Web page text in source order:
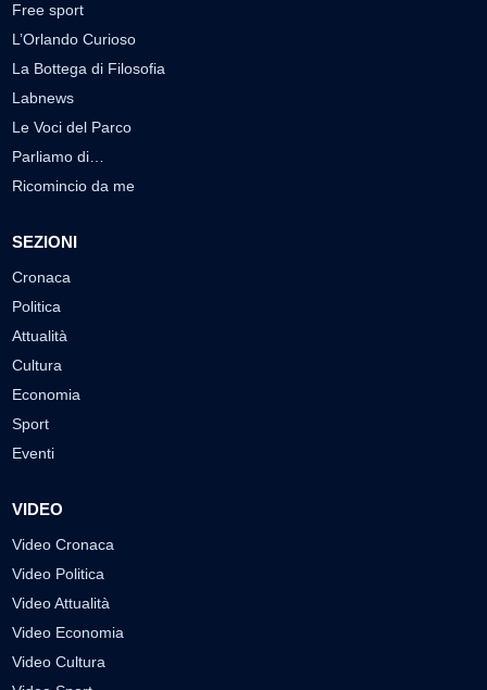
Free sport
L’Orlando Curioso
La Bottega di Filosofia
Labnews
Le Voci del Parco
Parliamo di…
Ricomincio da me
SEZIONI
Cronaca
Politica
Attualità
Cultura
Economia
Sport
Eventi
VIDEO
Video Cronaca
Video Politica
Video Attualità
Video Economia
Video Cultura